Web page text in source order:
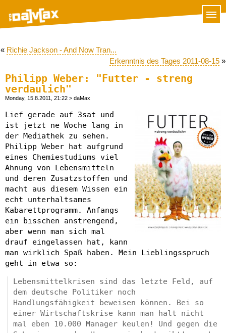
« Richie Jackson - And Now Tran...
Erkenntnis des Tages 2011-08-15 »
Philipp Weber: "Futter - streng
verdaulich"
Monday, 15.8.2011, 21:22 > daMax
Lief gerade auf 3sat und
ist jetzt ne Woche lang in
der Mediathek zu sehen.
Philipp Weber hat aufgrund
eines Chemiestudiums viel
Ahnung von Lebensmitteln
und deren Zusatzstoffen und
macht aus diesem Wissen ein
echt unterhaltsames
Kabarettprogramm. Anfangs
ein bisschen anstrengend,
aber wenn man sich mal
drauf eingelassen hat, kann
man wirklich Spaß haben. Mein Lieblingsspruch
geht in etwa so:
Lebensmittelkrisen sind das letzte Feld, auf
dem deutsche Politiker noch
Handlungsfähigkeit beweisen können. Bei so
einer Wirtschaftskrise kann man halt nicht
mal eben 10.000 Manager keulen! Und gegen die